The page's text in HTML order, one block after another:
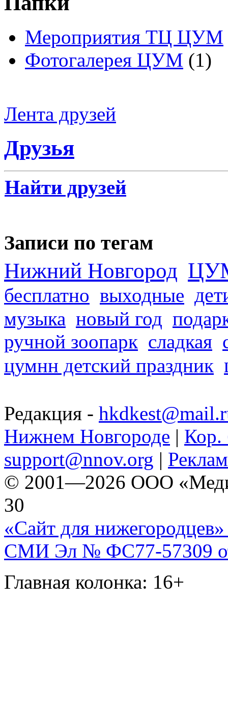
Мероприятия ТЦ ЦУМ
Фотогалерея ЦУМ (1)
Лента друзей
Друзья
Найти друзей
Записи по тегам
Нижний Новгород
бесплатно выходные
музыка новый год
ручной зоопарк сладкая
цумнн детский праздник
Редакция -
Нижнем Новгороде | Кор.
support@nnov.org |
© 2001—2026 ООО
30
«Сайт для нижегородцев»
СМИ Эл № ФС77-57309
Главная колонка: 16+